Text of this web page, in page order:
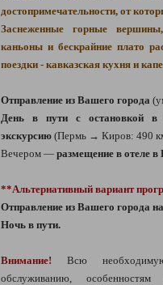
достопримечательности, от
Заснеженные горные
каньоны и бескрайние плато
поездки - кавказская кухня и
Отправление из Вашего города
День в пути с остановкой в
экскурсию (Пермь → Киров: 490
Вечером — размещение в отеле в
**Альтернативный вариант
Отправление из Вашего города
Ночь в пути.
Внимание! Всю
обслуживанию,